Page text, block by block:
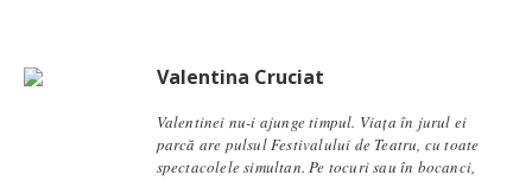
Valentina Cruciat
Valentinei nu-i ajunge timpul. Viața în jurul ei
parcă are pulsul Festivalului de Teatru, cu toate
spectacolele simultan. Pe tocuri sau în bocanci,